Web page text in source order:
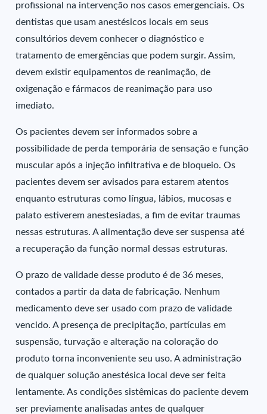
profissional na intervenção nos casos emergenciais. Os
dentistas que usam anestésicos locais em seus
consultórios devem conhecer o diagnóstico e
tratamento de emergências que podem surgir. Assim,
devem existir equipamentos de reanimação, de
oxigenação e fármacos de reanimação para uso
imediato.
Os pacientes devem ser informados sobre a
possibilidade de perda temporária de sensação e função
muscular após a injeção infiltrativa e de bloqueio. Os
pacientes devem ser avisados para estarem atentos
enquanto estruturas como língua, lábios, mucosas e
palato estiverem anestesiadas, a fim de evitar traumas
nessas estruturas. A alimentação deve ser suspensa até
a recuperação da função normal dessas estruturas.
O prazo de validade desse produto é de 36 meses,
contados a partir da data de fabricação. Nenhum
medicamento deve ser usado com prazo de validade
vencido. A presença de precipitação, partículas em
suspensão, turvação e alteração na coloração do
produto torna inconveniente seu uso. A administração
de qualquer solução anestésica local deve ser feita
lentamente. As condições sistêmicas do paciente devem
ser previamente analisadas antes de qualquer